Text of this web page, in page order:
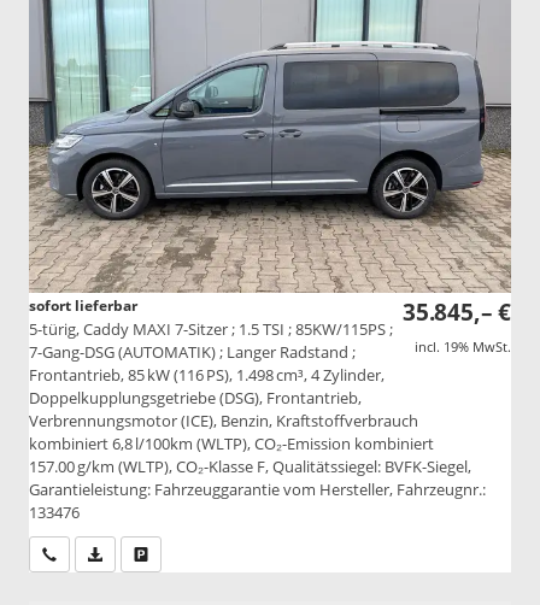
35.845,– €
incl. 19% MwSt.
sofort lieferbar
5-türig, Caddy MAXI 7-Sitzer ; 1.5 TSI ; 85KW/115PS ;
7-Gang-DSG (AUTOMATIK) ; Langer Radstand ;
Frontantrieb, 85 kW (116 PS), 1.498 cm³, 4 Zylinder,
Doppelkupplungsgetriebe (DSG), Frontantrieb,
Verbrennungsmotor (ICE), Benzin, Kraftstoffverbrauch
kombiniert 6,8 l/100km (WLTP), CO₂-Emission kombiniert
157.00 g/km (WLTP), CO₂-Klasse F, Qualitätssiegel: BVFK-Siegel,
Garantieleistung: Fahrzeuggarantie vom Hersteller, Fahrzeugnr.:
133476
Wir rufen Sie anPDF-Datei, Fahrzeugexposé drucken